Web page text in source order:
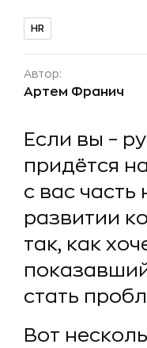
HR
Автор:
Артем Франич
Если вы –
придётся
с вас часть
развитии
так, как
стать
Вот